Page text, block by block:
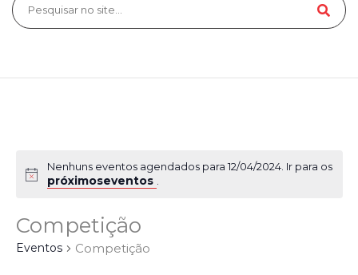
Nenhuns eventos agendados para 12/04/2024. Ir para os
próximoseventos
Competição
Eventos Competição